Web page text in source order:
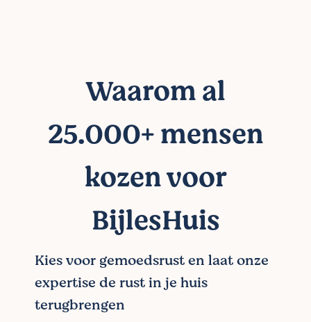
Waarom al
25.000+ mensen
kozen voor
BijlesHuis
Kies voor gemoedsrust en laat onze
expertise de rust in je huis
terugbrengen